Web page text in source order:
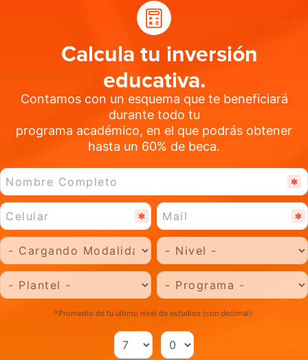
Calcula tu inversión
educativa.
Contamos con un esquema que te beneficiará
durante todo tu
programa académico, en el que podrás obtener
hasta un 60% de beca.
*Promedio de tu último nivel de estudios (con decimal):
.